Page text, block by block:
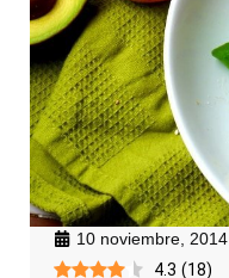
10 noviembre, 2014
4.3 (18)